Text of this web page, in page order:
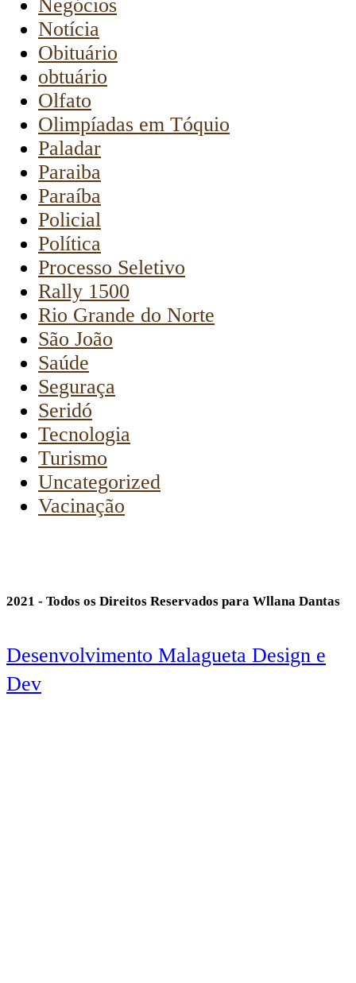
Negócios
Notícia
Obituário
obtuário
Olfato
Olimpíadas em Tóquio
Paladar
Paraiba
Paraíba
Policial
Política
Processo Seletivo
Rally 1500
Rio Grande do Norte
São João
Saúde
Seguraça
Seridó
Tecnologia
Turismo
Uncategorized
Vacinação
2021 - Todos os Direitos Reservados para Wllana Dantas
Desenvolvimento Malagueta Design e
Dev